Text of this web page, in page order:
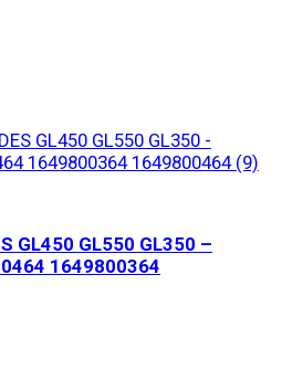
GL450 GL550 GL350 –
1649800364